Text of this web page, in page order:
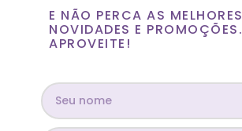
E NÃO PERCA AS MELHORES
NOVIDADES E PROMOÇÕES.
APROVEITE!